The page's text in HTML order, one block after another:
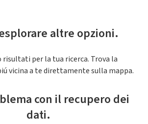
altre opzioni.
per la tua ricerca. Trova la
vicina a te direttamente sulla mappa.
con il recupero dei
dati.